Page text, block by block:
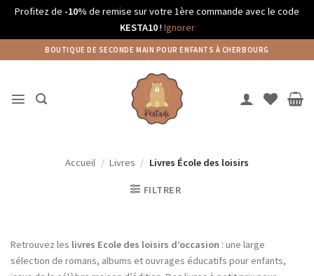
Profitez de -10% de remise sur votre 1ère commande avec le code
KESTA10! Ignorer
au
BOUTIQUE DE SECONDE MAIN POUR ENFANTS À CHERBOURG
Accueil / Livres / Livres École des loisirs
FILTRER
Retrouvez les livres Ecole des loisirs d’occasion : une large
sélection de romans, albums et ouvrages éducatifs pour enfants,